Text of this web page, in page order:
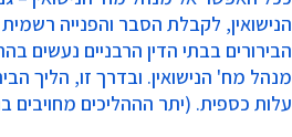
הנישואין, לקבלת הסבר והפנייה רשמית
הבירורים בבתי הדין הרבניים נעשים
מנהל מח' הנישואין. ובדרך זו, הליך
עלות כספית. (יתר הההליכים מחויבים